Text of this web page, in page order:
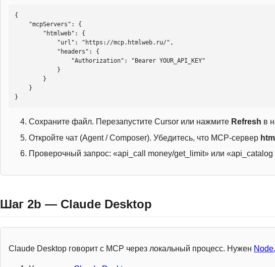
{
}
Сохраните файл. Перезапустите Cursor или нажмите Refresh в
Откройте чат (Agent / Composer). Убедитесь, что MCP-сервер
Проверочный запрос: «api_call money/get_limit» или
Шаг 2b — Claude Desktop
Claude Desktop говорит с MCP через локальный процесс. Нужен